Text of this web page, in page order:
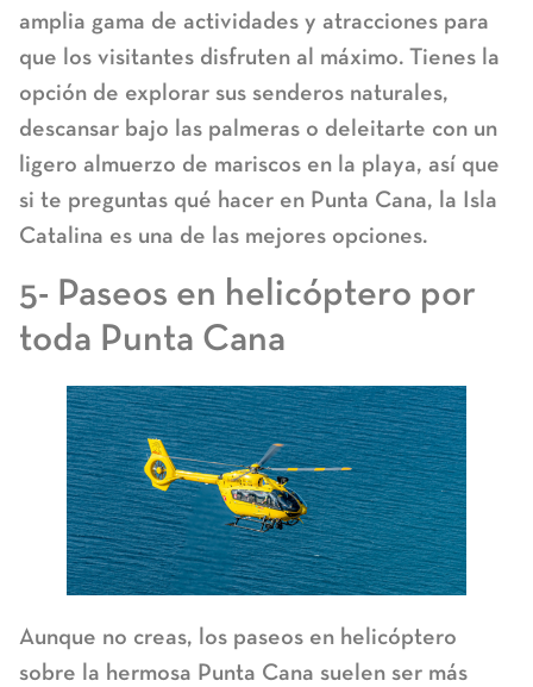
amplia gama de actividades y atracciones para
que los visitantes disfruten al máximo. Tienes la
opción de explorar sus senderos naturales,
descansar bajo las palmeras o deleitarte con un
ligero almuerzo de mariscos en la playa, así que
si te preguntas qué hacer en Punta Cana, la Isla
Catalina es una de las mejores opciones.
5- Paseos en helicóptero por
toda Punta Cana
Aunque no creas, los paseos en helicóptero
sobre la hermosa Punta Cana suelen ser más